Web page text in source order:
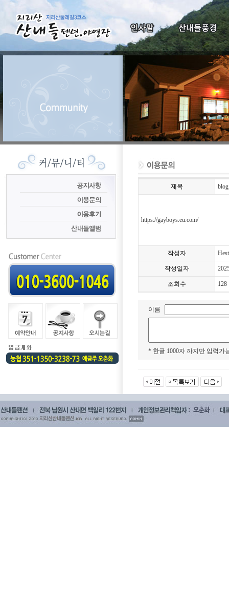
제목
https://gayboys.eu.com/
작성자
작성일자
조회수 128
이름
* 한글 1000자 까지만 입력가